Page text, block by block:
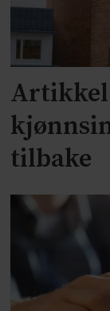
Artikkel
tilbake